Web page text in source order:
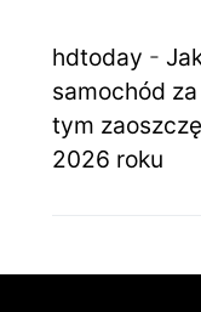
hdtoday -
samochód
tym
2026 roku